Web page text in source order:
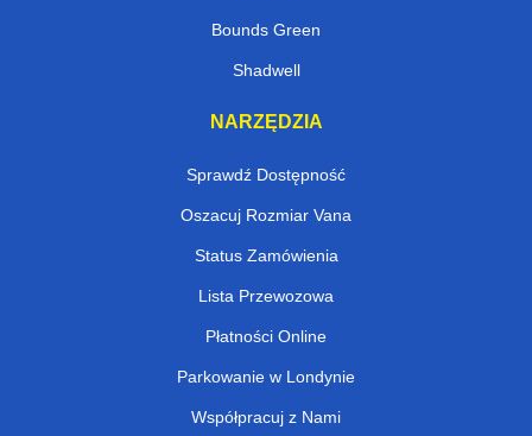
Bounds Green
Shadwell
NARZĘDZIA
Sprawdź Dostępność
Oszacuj Rozmiar Vana
Status Zamówienia
Lista Przewozowa
Płatności Online
Parkowanie w Londynie
Współpracuj z Nami